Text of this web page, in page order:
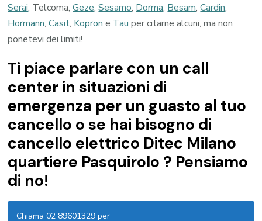
Serai, Telcoma,Geze,Sesamo, Dorma, Besam,Cardin,
Hormann,Casit, Kopron e Tau per citarne alcuni, ma non
ponetevi dei limiti!
Ti piace parlare con un call
center in situazioni di
emergenza per un guasto al tuo
cancello o se hai bisogno di
cancello elettrico Ditec Milano
quartiere Pasquirolo ? Pensiamo
di no!
Chiama 02 89601329 per